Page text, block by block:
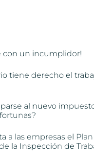
con un incumplidor!
tiene derecho el
al nuevo
a las empresas el Plan
la Inspección de